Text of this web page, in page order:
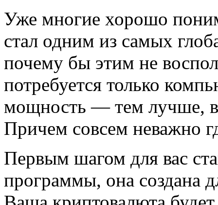
Уже многие хорошо
стал одним из самых
почему бы этим не
потребуется только
мощность — тем лучше,
Причем совсем неважно
Первым шагом для вас
программы, она создана